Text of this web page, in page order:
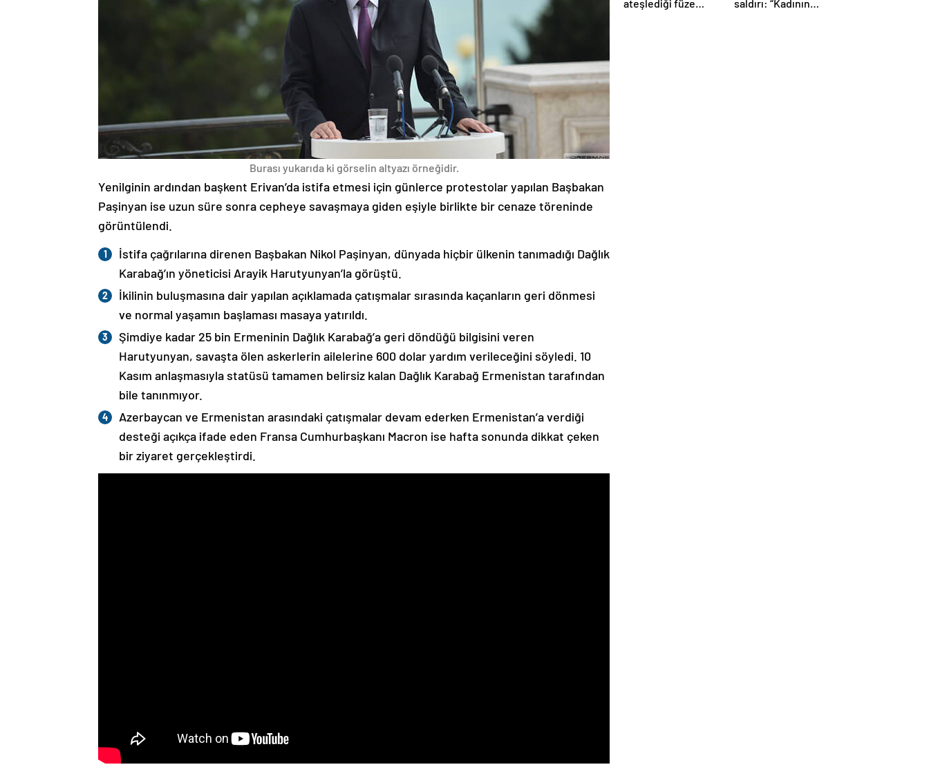
Burası yukarıda ki görselin altyazı örneğidir.
Yenilginin ardından başkent Erivan’da istifa etmesi için günlerce protestolar yapılan Başbakan
Paşinyan ise uzun süre sonra cepheye savaşmaya giden eşiyle birlikte bir cenaze töreninde
görüntülendi.
İstifa çağrılarına direnen Başbakan Nikol Paşinyan, dünyada hiçbir ülkenin tanımadığı Dağlık
Karabağ’ın yöneticisi Arayik Harutyunyan’la görüştü.
İkilinin buluşmasına dair yapılan açıklamada çatışmalar sırasında kaçanların geri dönmesi
ve normal yaşamın başlaması masaya yatırıldı.
Şimdiye kadar 25 bin Ermeninin Dağlık Karabağ’a geri döndüğü bilgisini veren
Harutyunyan, savaşta ölen askerlerin ailelerine 600 dolar yardım verileceğini söyledi. 10
Kasım anlaşmasıyla statüsü tamamen belirsiz kalan Dağlık Karabağ Ermenistan tarafından
bile tanınmıyor.
Azerbaycan ve Ermenistan arasındaki çatışmalar devam ederken Ermenistan’a verdiği
desteği açıkça ifade eden Fransa Cumhurbaşkanı Macron ise hafta sonunda dikkat çeken
bir ziyaret gerçekleştirdi.
ateşlediği füze
saldırı: “Kadının